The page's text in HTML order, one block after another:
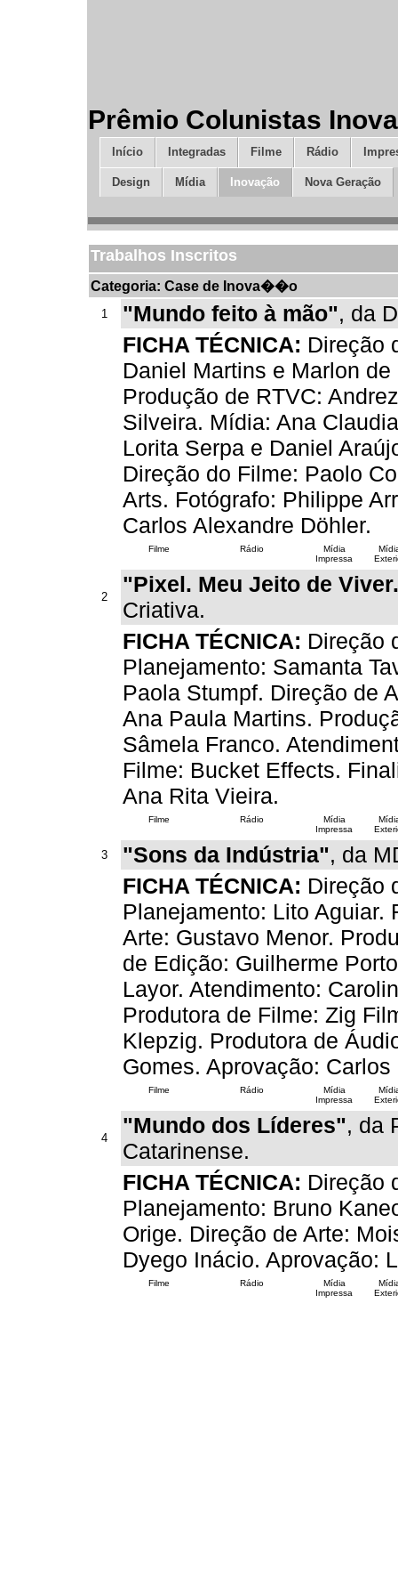
Prêmio Colunistas
Início Integradas Filme Rádio
Design Mídia Inovação Nova Geração
Trabalhos Inscritos
Categoria: Case de Inova��o
1 "Mundo feito à mão", da
FICHA TÉCNICA: Direção
Daniel Martins e Marlon
Produção de RTVC:
Silveira. Mídia: Ana
Lorita Serpa e Daniel
Direção do Filme: Paolo
Arts. Fotógrafo: Philippe
Carlos Alexandre Döhler.
Filme Rádio
Mídia
Impressa
2
"Pixel. Meu Jeito de
Criativa.
FICHA TÉCNICA: Direção
Planejamento: Samanta
Paola Stumpf. Direção de
Ana Paula Martins.
Sâmela Franco.
Filme: Bucket Effects.
Ana Rita Vieira.
Filme Rádio
Mídia
Impressa
3 "Sons da Indústria", da
FICHA TÉCNICA: Direção
Planejamento: Lito Aguiar.
Arte: Gustavo Menor.
de Edição: Guilherme
Layor. Atendimento:
Produtora de Filme: Zig
Klepzig. Produtora de
Gomes. Aprovação:
Filme Rádio
Mídia
Impressa
4
"Mundo dos Líderes", da
Catarinense.
FICHA TÉCNICA: Direção
Planejamento: Bruno
Orige. Direção de Arte:
Dyego Inácio. Aprovação:
Filme Rádio
Mídia
Impressa